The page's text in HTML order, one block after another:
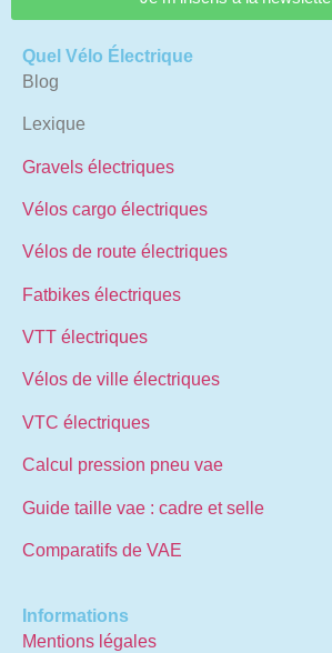
Quel Vélo Électrique
Blog
Lexique
Gravels électriques
Vélos cargo électriques
Vélos de route électriques
Fatbikes électriques
VTT électriques
Vélos de ville électriques
VTC électriques
Calcul pression pneu vae
Guide taille vae : cadre et selle
Comparatifs de VAE
Informations
Mentions légales